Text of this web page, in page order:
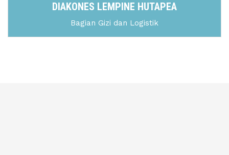
DIAKONES LEMPINE HUTAPEA
Bagian Gizi dan Logistik